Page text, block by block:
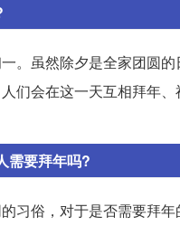
。虽然除夕是全家团圆
们会在这一天互相拜年
需要拜年吗?
习俗，对于是否需要拜